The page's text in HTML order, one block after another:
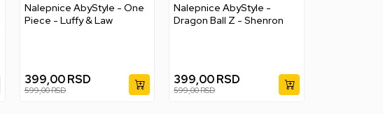
Nalepnice AbyStyle - One
Piece - Luffy & Law
399,00 RSD
599,00RSD
Nalepnice AbyStyle -
Dragon Ball Z - Shenron
399,00RSD
599,00RSD